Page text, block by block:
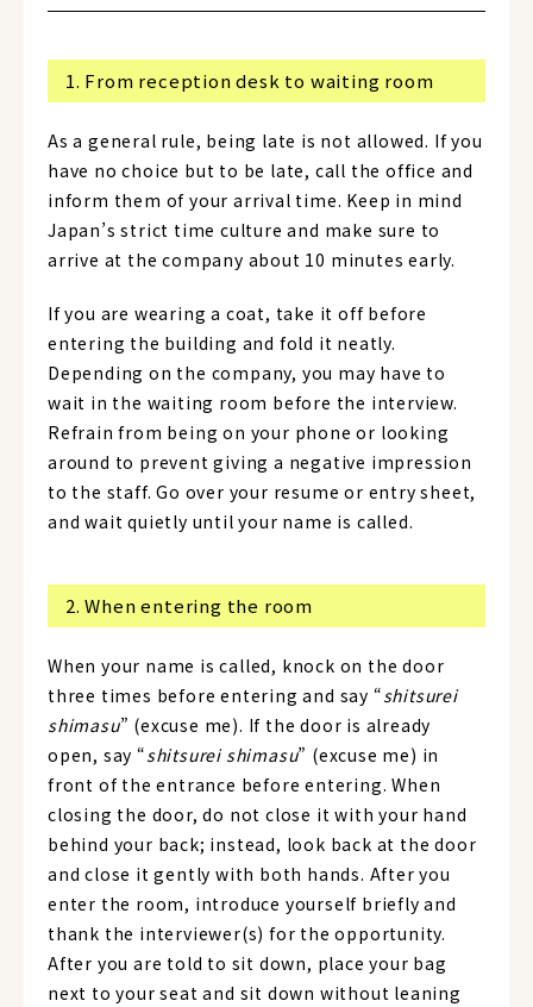
1. From reception desk to waiting room
As a general rule, being late is not allowed. If you
have no choice but to be late, call the office and
inform them of your arrival time. Keep in mind
Japan’s strict time culture and make sure to
arrive at the company about 10 minutes early.
If you are wearing a coat, take it off before
entering the building and fold it neatly.
Depending on the company, you may have to
wait in the waiting room before the interview.
Refrain from being on your phone or looking
around to prevent giving a negative impression
to the staff. Go over your resume or entry sheet,
and wait quietly until your name is called.
2. When entering the room
When your name is called, knock on the door
three times before entering and say “shitsurei
shimasu” (excuse me). If the door is already
open, say “shitsurei shimasu” (excuse me) in
front of the entrance before entering. When
closing the door, do not close it with your hand
behind your back; instead, look back at the door
and close it gently with both hands. After you
enter the room, introduce yourself briefly and
thank the interviewer(s) for the opportunity.
After you are told to sit down, place your bag
next to your seat and sit down without leaning